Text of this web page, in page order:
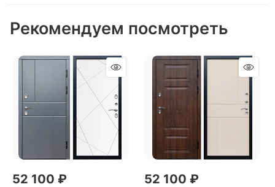
Рекомендуем посмотреть
52 100 ₽ 52 100 ₽